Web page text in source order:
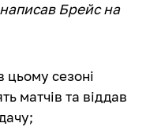
Брейс на
сезоні
матчів та віддав